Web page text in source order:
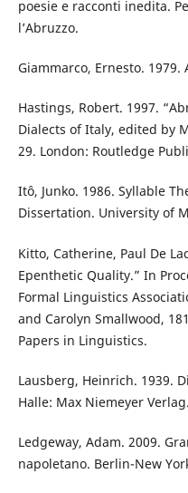
poesie e racconti inedita.
l’Abruzzo.
Giammarco, Ernesto. 1979.
Hastings, Robert. 1997.
Dialects of Italy, edited by
29. London: Routledge
Itô, Junko. 1986. Syllable
Dissertation. University of
Kitto, Catherine, Paul De
Epenthetic Quality.” In
Formal Linguistics
and Carolyn Smallwood,
Papers in Linguistics.
Lausberg, Heinrich. 1939.
Halle: Max Niemeyer Verlag.
Ledgeway, Adam. 2009.
napoletano. Berlin-New